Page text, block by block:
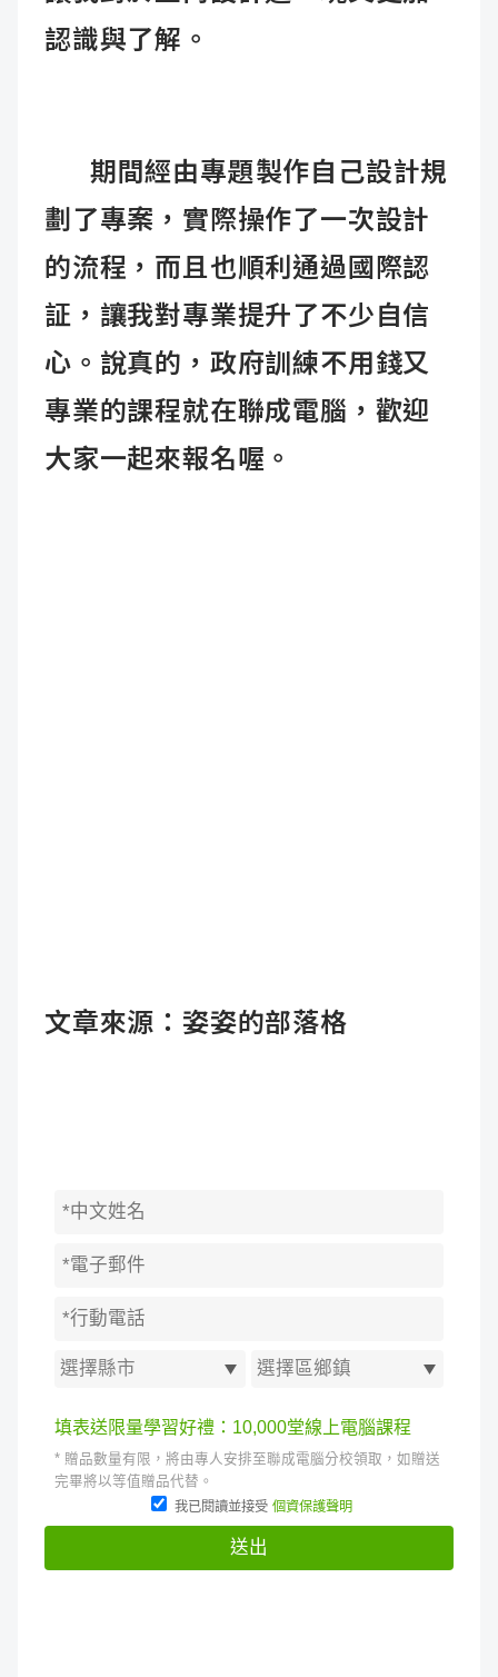
認識與了解。
期間經由專題製作自己設計規
劃了專案，實際操作了一次設計
的流程，而且也順利通過國際認
証，讓我對專業提升了不少自信
心。說真的，政府訓練不用錢又
專業的課程就在聯成電腦，歡迎
大家一起來報名喔。
文章來源： 姿姿的部落格